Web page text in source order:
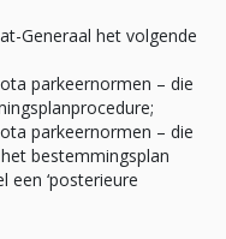
Generaal het volgende
parkeernormen – die
parkeernormen – die
bestemmingsplan
een ‘posterieure